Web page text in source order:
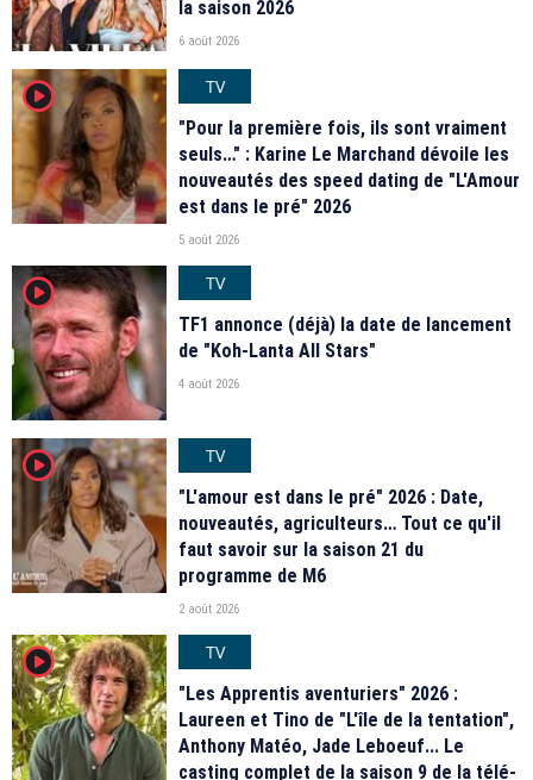
la saison 2026
6 août 2026
player2
TV
"Pour la première fois, ils sont vraiment
seuls…" : Karine Le Marchand dévoile les
nouveautés des speed dating de "L'Amour
est dans le pré" 2026
5 août 2026
player2
TV
TF1 annonce (déjà) la date de lancement
de "Koh-Lanta All Stars"
4 août 2026
player2
TV
"L'amour est dans le pré" 2026 : Date,
nouveautés, agriculteurs… Tout ce qu'il
faut savoir sur la saison 21 du
programme de M6
2 août 2026
player2
TV
"Les Apprentis aventuriers" 2026 :
Laureen et Tino de "L'île de la tentation",
Anthony Matéo, Jade Leboeuf... Le
casting complet de la saison 9 de la télé-